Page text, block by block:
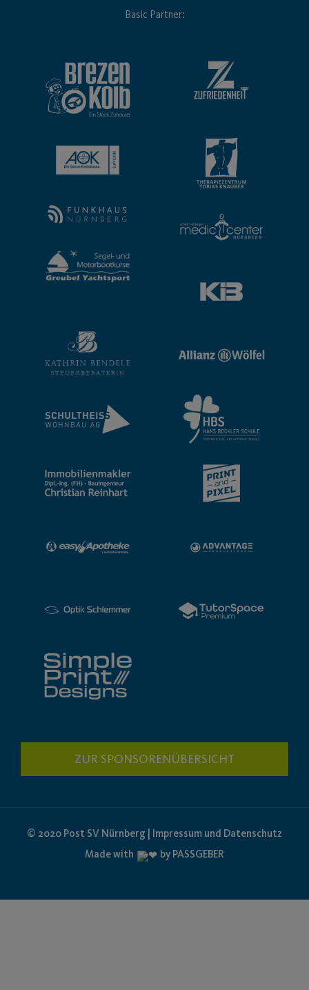
Basic Partner:
ZUR SPONSORENÜBERSICHT
© 2020 Post SV Nürnberg | Impressum und Datenschutz
Made with
by PASSGEBER